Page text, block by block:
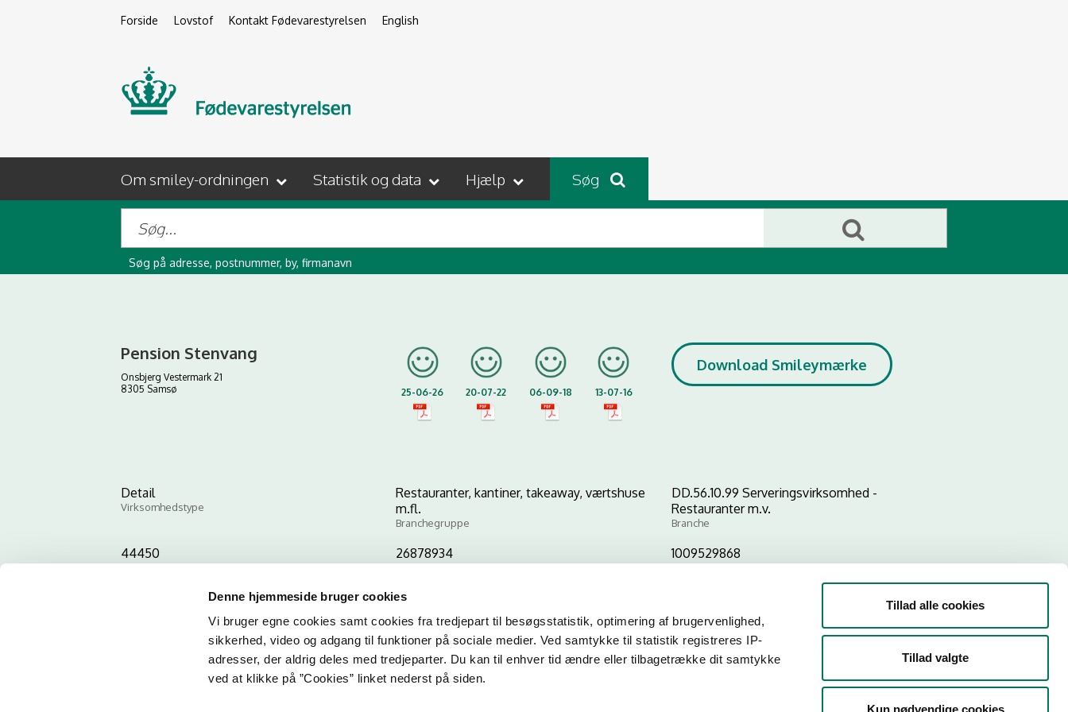
Denne hjemmeside bruger cookies
Vi bruger egne cookies samt cookies fra tredjepart til besøgsstatistik, optimering af brugervenlighed,
sikkerhed, video og adgang til funktioner på sociale medier. Ved samtykke til statistik registreres IP-
adresser, der aldrig deles med tredjeparter. Du kan til enhver tid ændre eller tilbagetrække dit samtykke
ved at klikke på ”Cookies” linket nederst på siden.
Tillad alle cookies
Tillad valgte
Kun nødvendige cookies
Forside Lovstof Kontakt Fødevarestyrelsen English
Om smiley-ordningen Statistik og data Hjælp Søg
Søg på adresse, postnummer, by, firmanavn
Pension Stenvang
Onsbjerg Vestermark 21
8305 Samsø
25-06-26 20-07-22 06-09-18 13-07-16
Download Smileymærke
Detail
Virksomhedstype
Restauranter, kantiner, takeaway, værtshuse
m.fl.
Branchegruppe
DD.56.10.99 Serveringsvirksomhed -
Restauranter m.v.
Branche
44450
ID-nummer
26878934
CVR-nr
1009529868
P-nr
Kopier link til at indsætte på virksomhedens hjemmeside